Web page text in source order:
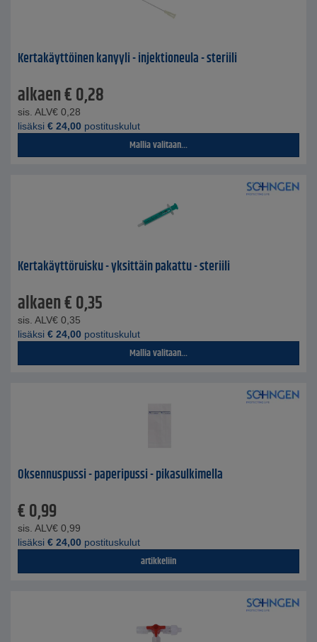
Kertakäyttöinen kanyyli - injektioneula - steriili
alkaen€0,28
sis. ALV€ 0,28
lisäksi € 24,00 postituskulut
Mallia valitaan...
Kertakäyttöruisku - yksittäin pakattu - steriili
alkaen€0,35
sis. ALV€ 0,35
lisäksi € 24,00 postituskulut
Mallia valitaan...
Oksennuspussi - paperipussi - pikasulkimella
€0,99
sis. ALV€ 0,99
lisäksi € 24,00 postituskulut
artikkeliin